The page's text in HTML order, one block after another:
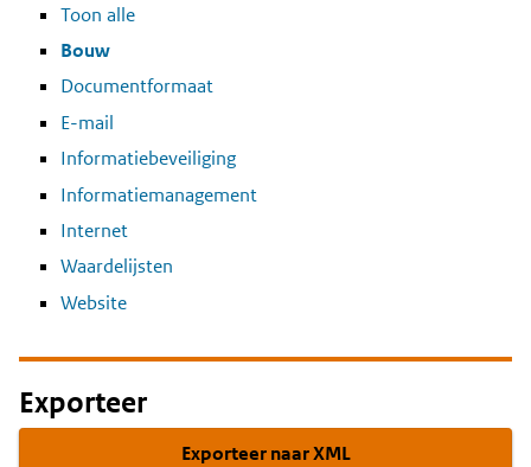
Toon alle
Bouw
Documentformaat
E-mail
Informatiebeveiliging
Informatiemanagement
Internet
Waardelijsten
Website
Exporteer
Exporteer naar XML